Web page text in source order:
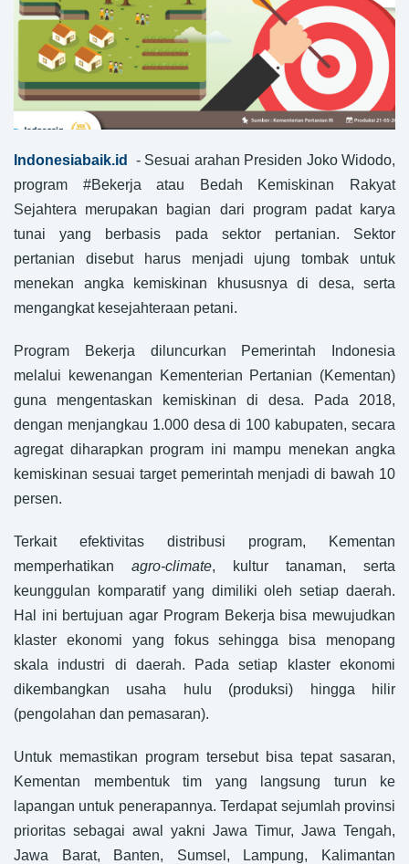
Indonesiabaik.id
- Sesuai arahan Presiden Joko Widodo,
program #Bekerja atau Bedah Kemiskinan Rakyat
Sejahtera merupakan bagian dari program padat karya
tunai yang berbasis pada sektor pertanian. Sektor
pertanian disebut harus menjadi ujung tombak untuk
menekan angka kemiskinan khususnya di desa, serta
mengangkat kesejahteraan petani.
Program Bekerja diluncurkan Pemerintah Indonesia
melalui kewenangan Kementerian Pertanian (Kementan)
guna mengentaskan kemiskinan di desa. Pada 2018,
dengan menjangkau 1.000 desa di 100 kabupaten, secara
agregat diharapkan program ini mampu menekan angka
kemiskinan sesuai target pemerintah menjadi di bawah 10
persen.
Terkait efektivitas distribusi program, Kementan
memperhatikan agro-climate, kultur tanaman, serta
keunggulan komparatif yang dimiliki oleh setiap daerah.
Hal ini bertujuan agar Program Bekerja bisa mewujudkan
klaster ekonomi yang fokus sehingga bisa menopang
skala industri di daerah. Pada setiap klaster ekonomi
dikembangkan usaha hulu (produksi) hingga hilir
(pengolahan dan pemasaran).
Untuk memastikan program tersebut bisa tepat sasaran,
Kementan membentuk tim yang langsung turun ke
lapangan untuk penerapannya. Terdapat sejumlah provinsi
prioritas sebagai awal yakni Jawa Timur, Jawa Tengah,
Jawa Barat, Banten, Sumsel, Lampung, Kalimantan